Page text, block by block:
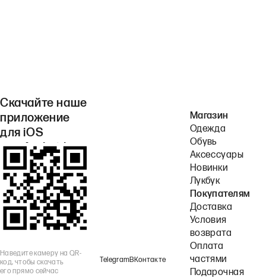
Скачайте наше
приложение
для iOS
или Android.
Наведите камеру на QR-
код, чтобы скачать
его прямо сейчас
TelegramВКонтакте
Магазин
Одежда
Обувь
Аксессуары
Новинки
Лукбук
Покупателям
Доставка
Условия
возврата
Оплата
частями
Подарочная